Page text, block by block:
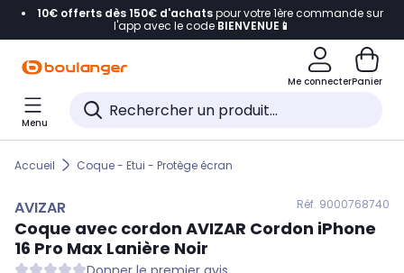
Accéder directement à la navigation
Accéder directement au pied de page
Accéder directement au chatbot
10€ offerts dès 150€ d'achatspour votre 1ère commande sur
l'app avec le code BIENVENUE📱
Me connecterPanier
Menu
Accueil Coque - Etui - Protège écran
AVIZAR Réf. 9000768740
Coque avec cordon AVIZAR Cordon iPhone
16 Pro Max Lanière Noir